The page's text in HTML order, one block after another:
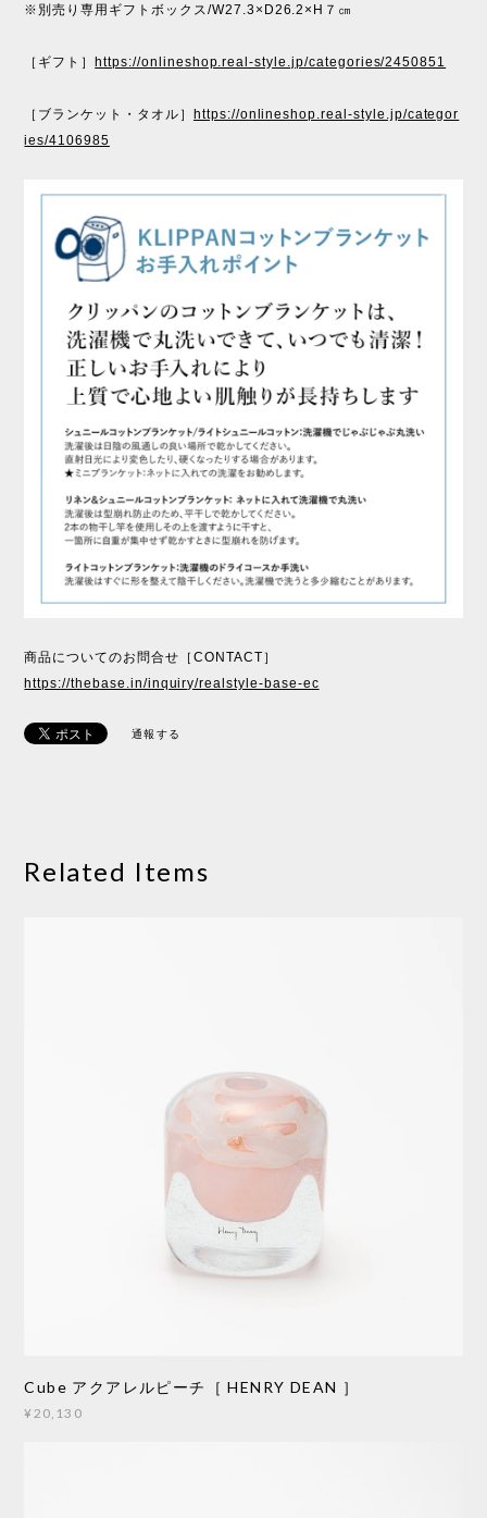
※別売り専用ギフトボックス/W27.3×D26.2×H７㎝
［ギフト］https://onlineshop.real-style.jp/categories/2450851
［ブランケット・タオル］ https://onlineshop.real-style.jp/categor
ies/4106985
商品についてのお問合せ［CONTACT］
https://thebase.in/inquiry/realstyle-base-ec
通報する
Related Items
Cube アクアレルピーチ［ HENRY DEAN ］
¥20,130